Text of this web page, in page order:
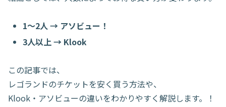
1〜2人 → アソビュー！
3人以上 → Klook
この記事では、
レゴランドのチケットを安く買う方法や、
Klook・アソビューの違いをわかりやすく解説します。！